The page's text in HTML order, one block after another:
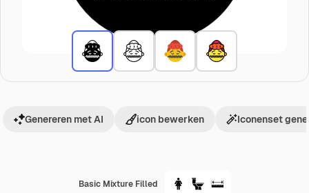
Basic Mixture Filled
Genereren met AI icon bewerken Iconenset